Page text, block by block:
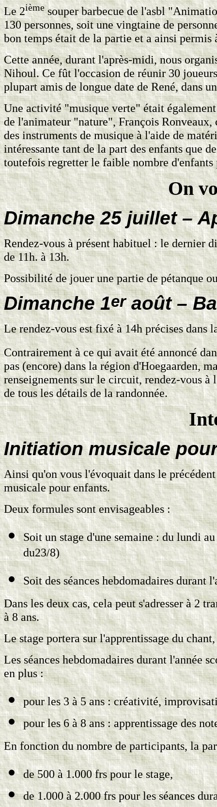
Le 2ièmesouper barbecue de l'asbl
130 personnes, soit une vingtaine de
bon temps était de la partie et a ainsi permis
Cette année, durant l'après-midi, nous
Nihoul. Ce fût l'occasion de réunir 30
plupart amis de longue date de René, dans
Une activité "musique verte" était
de l'animateur "nature", François
des instruments de musique à l'aide de
intéressante tant de la part des enfants que
toutefois regretter le faible nombre d'enfants
On
Dimanche 25 juillet –
Rendez-vous à présent habituel : le dernier
de 11h. à 13h.
Possibilité de jouer une partie de pétanque
Dimanche 1eraoût –
Le rendez-vous est fixé à 14h précises dans
Contrairement à ce qui avait été annoncé
pas (encore) dans la région d'Hoegaarden,
renseignements sur le circuit, rendez-vous
de tous les détails de la randonnée.
Initiation musicale
Ainsi qu'on vous l'évoquait dans le
musicale pour enfants.
Deux formules sont envisageables :
Soit un stage d'une semaine : du lundi
du23/8)
Soit des séances hebdomadaires
Dans les deux cas, cela peut s'adresser à 2
à 8 ans.
Le stage portera sur l'apprentissage du
Les séances hebdomadaires durant l'année
en plus :
pour les 3 à 5 ans : créativité,
pour les 6 à 8 ans : apprentissage des
En fonction du nombre de participants, la
de 500 à 1.000 frs pour le stage,
de 1.000 à 2.000 frs pour les séances